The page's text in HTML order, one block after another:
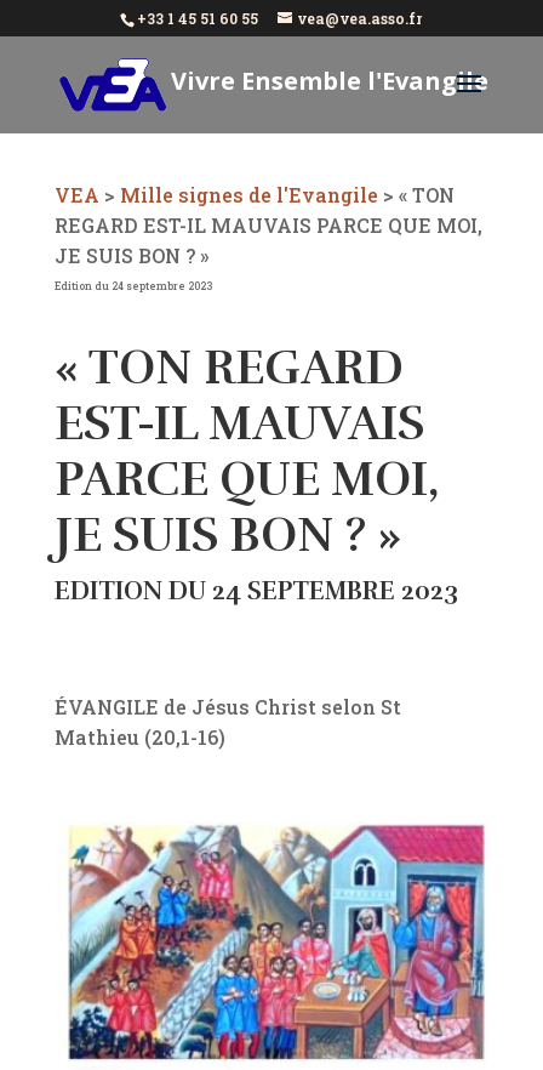
+33 1 45 51 60 55 vea@vea.asso.fr
Vivre Ensemble l'Evangile
VEA > Mille signes de l'Evangile > « TON
REGARD EST-IL MAUVAIS PARCE QUE MOI,
JE SUIS BON ? »
Edition du 24 septembre 2023
« TON REGARD
EST-IL MAUVAIS
PARCE QUE MOI,
JE SUIS BON ? »
EDITION DU 24 SEPTEMBRE 2023
ÉVANGILE de Jésus Christ selon St
Mathieu (20,1-16)